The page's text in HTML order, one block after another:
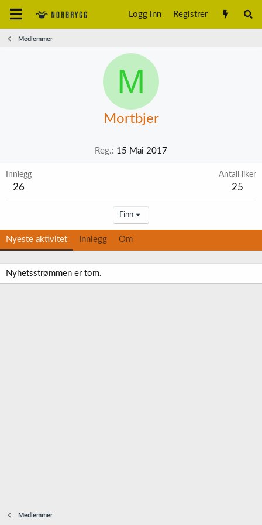
Logg inn Registrer
Medlemmer
M
Mortbjer
Reg. 15 Mai 2017
Innlegg
26
Antall liker
25
Finn
Nyeste aktivitet Innlegg Om
Nyhetsstrømmen er tom.
Medlemmer